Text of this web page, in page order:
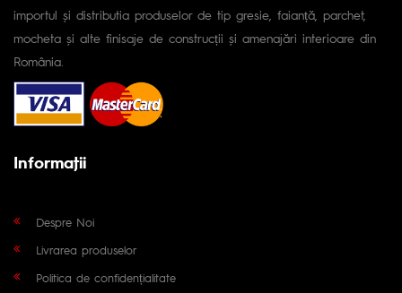
importul și distributia produselor de tip gresie, faianță, parchet,
mocheta și alte finisaje de construcții și amenajări interioare din
România.
Informaţii
Despre Noi
Livrarea produselor
Politica de confidențialitate